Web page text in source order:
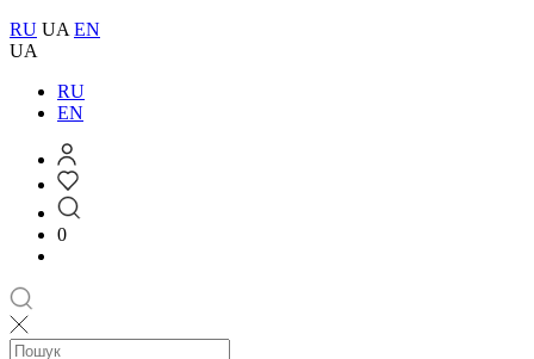
RU UA EN
UA
RU
EN
0